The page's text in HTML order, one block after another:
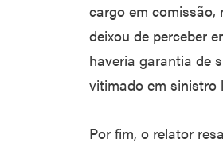
cargo em comissão,
deixou de perceber
haveria garantia de
vitimado em sinistro
Por fim, o relator